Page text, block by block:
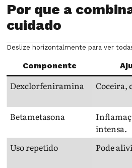
Por que a
cuidado
Deslize horizontalmente para ver
Componente
Dexclorfeniramina Coceira,
Betametasona
intensa.
Uso repetido
Pode